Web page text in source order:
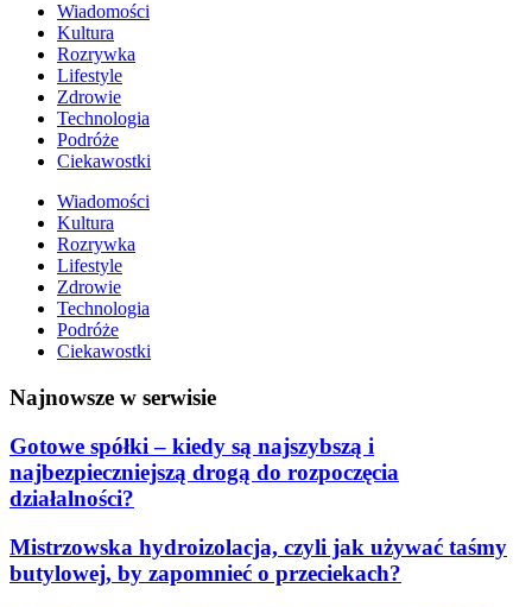
Wiadomości
Kultura
Rozrywka
Lifestyle
Zdrowie
Technologia
Podróże
Ciekawostki
Wiadomości
Kultura
Rozrywka
Lifestyle
Zdrowie
Technologia
Podróże
Ciekawostki
Najnowsze w serwisie
Gotowe spółki – kiedy są najszybszą i
najbezpieczniejszą drogą do rozpoczęcia
działalności?
Mistrzowska hydroizolacja, czyli jak używać taśmy
butylowej, by zapomnieć o przeciekach?